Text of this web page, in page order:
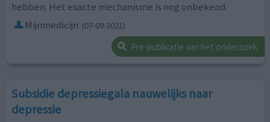
hebben. Het exacte mechanisme is nog onbekend.
Mijnmedicijn (07-09-2021)
Pre-publicatie van het onderzoek
Subsidie depressiegala nauwelijks naar
depressie